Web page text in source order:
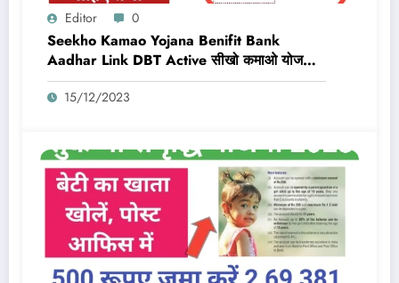
Editor 0
Seekho Kamao Yojana Benifit Bank
Aadhar Link DBT Active सीखो कमाओ योजना
का लाभ तभी मिलेगा 10,000 Rs जब बैंक डीबीटी
एक्टिव और आधार लिंक होगा
15/12/2023